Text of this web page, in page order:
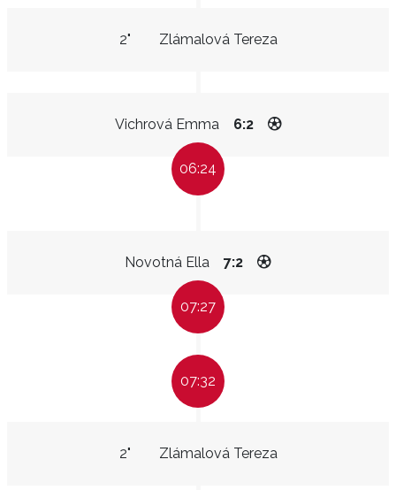
Zlámalová Tereza
2"
Vichrová Emma 6:2
06:24
Novotná Ella 7:2
07:27
07:32
Zlámalová Tereza
2"